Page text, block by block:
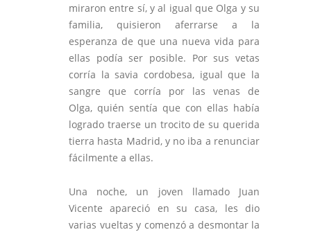
miraron entre sí, y al igual que Olga y su
familia, quisieron aferrarse a la
esperanza de que una nueva vida para
ellas podía ser posible. Por sus vetas
corría la savia cordobesa, igual que la
sangre que corría por las venas de
Olga, quién sentía que con ellas había
logrado traerse un trocito de su querida
tierra hasta Madrid, y no iba a renunciar
fácilmente a ellas.
Una noche, un joven llamado Juan
Vicente apareció en su casa, les dio
varias vueltas y comenzó a desmontar la